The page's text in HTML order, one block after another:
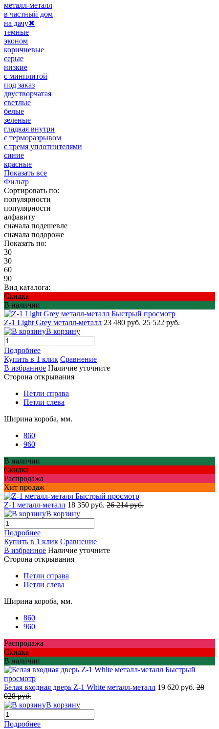
металл-металл
в частный дом
на дачу✖
темные
эконом
коричневые
серые
низкие
с минплитой
под заказ
двустворчатая
светлые
белые
зеленые
гладкая внутри
с терморазрывом
с тремя уплотнителями
синие
красные
Показать все
Фильтр
Сортировать по:
популярности
популярности
алфавиту
сначала подешевле
сначала подороже
Показать по:
30
30
60
90
Вид каталога:
Скидка
В наличии
Быстрый просмотр
Z-1 Light Grey металл-металл 23 480 руб. 25 522 руб.
В корзину
Подробнее
Купить в 1 клик Сравнение
В избранное Наличие уточните
Сторона открывания
Петли справа
Петли слева
Ширина короба, мм.
860
960
В наличии
Скидка
Распродажа
Хит продаж
Быстрый просмотр
Z-1 металл-металл 18 350 руб. 26 214 руб.
В корзину
Подробнее
Купить в 1 клик Сравнение
В избранное Наличие уточните
Сторона открывания
Петли справа
Петли слева
Ширина короба, мм.
860
960
Распродажа
Скидка
В наличии
Быстрый
просмотр
Белая входная дверь Z-1 White металл-металл 19 620 руб. 28
028 руб.
В корзину
Подробнее